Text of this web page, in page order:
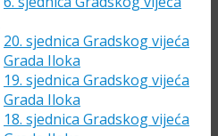
20. sjednica Gradskog vijeća
Grada Iloka
19. sjednica Gradskog vijeća
Grada Iloka
18. sjednica Gradskog vijeća